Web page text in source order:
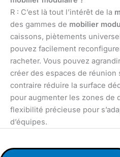
R : C’est là tout l’intérêt de la
des gammes de mobilier
caissons, piètements
pouvez facilement
racheter. Vous pouvez
créer des espaces de réunion
contraire réduire la surface
pour augmenter les zones de
flexibilité précieuse pour
d’équipes.